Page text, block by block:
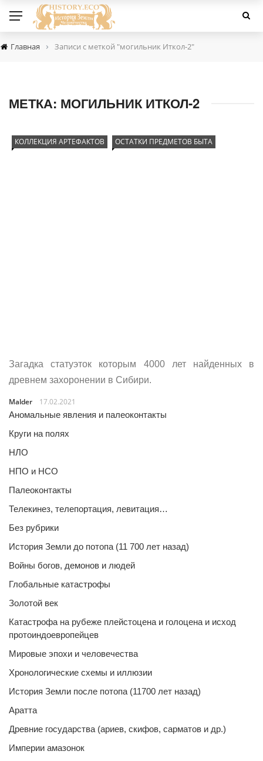
Главная › Записи с меткой "могильник Иткол-2"
МЕТКА: МОГИЛЬНИК ИТКОЛ-2
КОЛЛЕКЦИЯ АРТЕФАКТОВ ОСТАТКИ ПРЕДМЕТОВ БЫТА
Загадка статуэток которым 4000 лет найденных в
древнем захоронении в Сибири.
Malder
17.02.2021
Аномальные явления и палеоконтакты
Круги на полях
НЛО
НПО и НСО
Палеоконтакты
Телекинез, телепортация, левитация…
Без рубрики
История Земли до потопа (11 700 лет назад)
Войны богов, демонов и людей
Глобальные катастрофы
Золотой век
Катастрофа на рубеже плейстоцена и голоцена и исход
протоиндоевропейцев
Мировые эпохи и человечества
Хронологические схемы и иллюзии
История Земли после потопа (11700 лет назад)
Аратта
Древние государства (ариев, скифов, сарматов и др.)
Империи амазонок